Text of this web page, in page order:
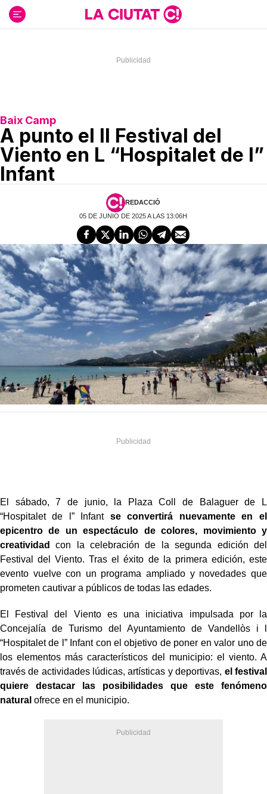
contenido
Baix Camp
A punto el II Festival del
Viento en L “Hospitalet de l”
Infant
REDACCIÓ
05 DE JUNIO DE 2025 A LAS 13:06H
El sábado, 7 de junio, la Plaza Coll de Balaguer de L
“Hospitalet de l” Infant se convertirá nuevamente en el
epicentro de un espectáculo de colores, movimiento y
creatividad
con la celebración de la segunda edición del
Festival del Viento. Tras el éxito de la primera edición, este
evento vuelve con un programa ampliado y novedades que
prometen cautivar a públicos de todas las edades.
El Festival del Viento es una iniciativa impulsada por la
Concejalía de Turismo del Ayuntamiento de Vandellòs i l
“Hospitalet de l” Infant con el objetivo de poner en valor uno de
los elementos más característicos del municipio: el viento. A
través de actividades lúdicas, artísticas y deportivas, el festival
quiere destacar las posibilidades que este fenómeno
natural ofrece en el municipio.